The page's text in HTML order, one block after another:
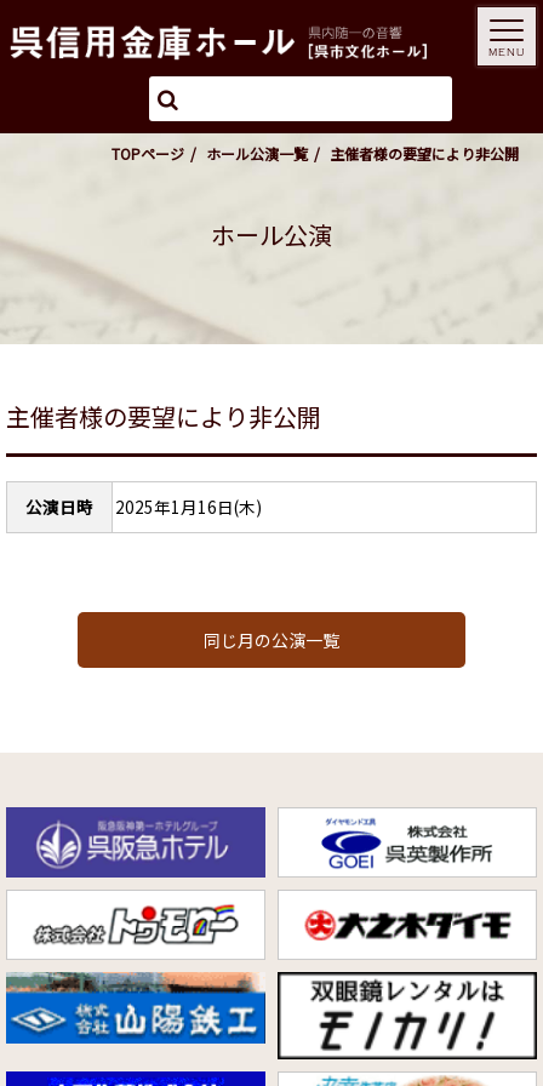
TOPページ ホール公演一覧 主催者様の要望により非公開
ホール公演
主催者様の要望により非公開
公演日時 2025年1月16日(木)
同じ月の公演一覧
MENU